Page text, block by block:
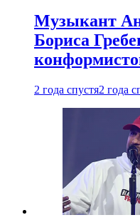
Музыкант
Бориса
2 года спустя2 года